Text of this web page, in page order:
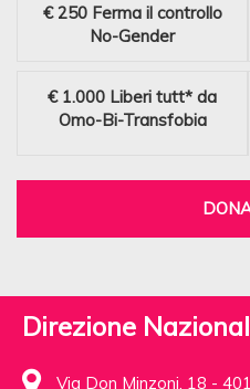
€ 250 Ferma il controllo
No-Gender
€ 1.000 Liberi tutt* da
Omo-Bi-Transfobia
Direzione
Via Don Minzoni, 18 -